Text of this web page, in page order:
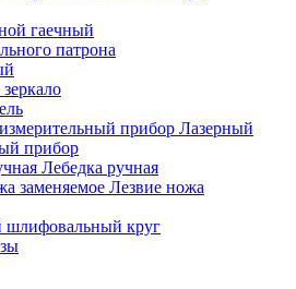
гаечный
патрона
Лазерный
прибор
Лебедка ручная
Лезвие ножа
шлифовальный круг